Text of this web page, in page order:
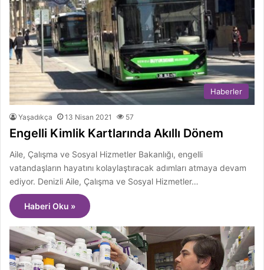
Haberler
Yaşadıkça 13 Nisan 2021 57
Engelli Kimlik Kartlarında Akıllı Dönem
Aile, Çalışma ve Sosyal Hizmetler Bakanlığı, engelli
vatandaşların hayatını kolaylaştıracak adımları atmaya devam
ediyor. Denizli Aile, Çalışma ve Sosyal Hizmetler…
Haberi Oku »